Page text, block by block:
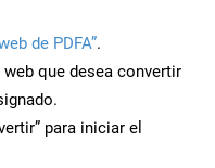
de PDFA”.
web que desea convertir
para iniciar el